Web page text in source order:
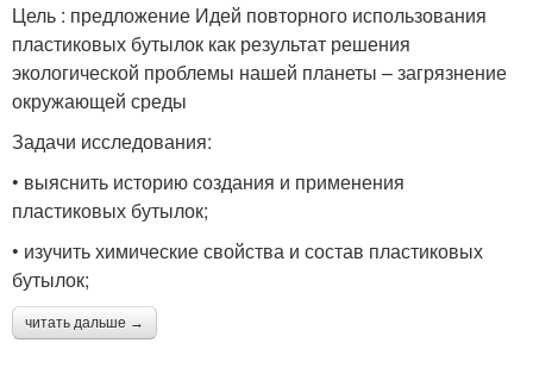
Цель : предложение Идей повторного использования
пластиковых бутылок как результат решения
экологической проблемы нашей планеты – загрязнение
окружающей среды
Задачи исследования:
• выяснить историю создания и применения
пластиковых бутылок;
• изучить химические свойства и состав пластиковых
бутылок;
читать дальше →